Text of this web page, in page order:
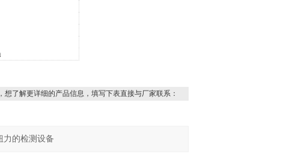
想了解更详细的产品信息，填写下表直接与厂家联系：